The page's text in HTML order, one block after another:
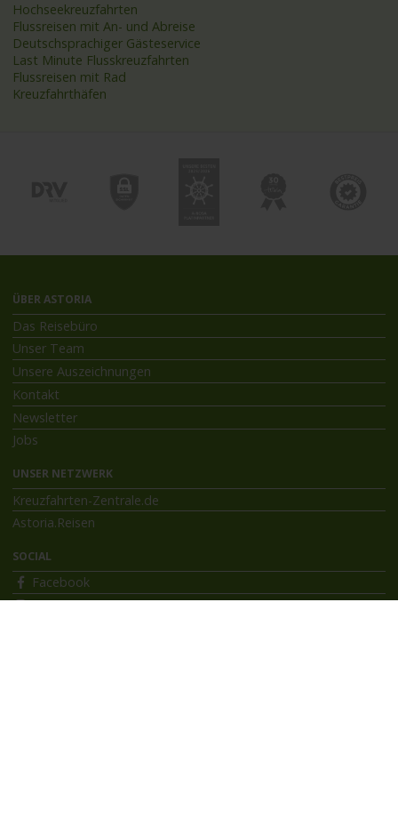
Hochseekreuzfahrten
Flussreisen mit An- und Abreise
Deutschsprachiger Gästeservice
Last Minute Flusskreuzfahrten
Flussreisen mit Rad
Kreuzfahrthäfen
ÜBER ASTORIA
Das Reisebüro
Unser Team
Unsere Auszeichnungen
Kontakt
Newsletter
Jobs
UNSER NETZWERK
Kreuzfahrten-Zentrale.de
Astoria.Reisen
SOCIAL
Facebook
Instagram